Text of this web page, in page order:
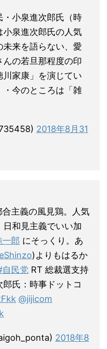
小泉進次郎氏（時
泉進次郎氏の人気
来を語らない、愛
の若旦那程度の印
家康」を演じてい
・今のところは「雑
2018年8月31
合主義の風見鶏。人気
和見主義でいい加
郎 にそっくり。あ
)よりもはるか
自民党 RT 総裁選支持
氏：時事ドットコ
@jijicom
2018年8